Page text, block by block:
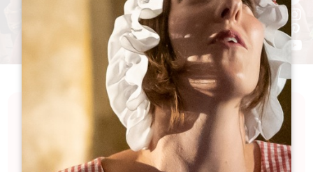
Immergez-vous dans l'effervescence du Grand
Saint-Émilionnais à travers ses grands événements
tout au long de l’année. Participez à des festivals
captivants, savourez la gastronomie lors de